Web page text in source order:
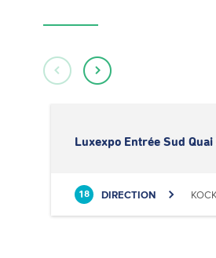
Luxexpo Entrée Sud Quai
18 DIRECTION